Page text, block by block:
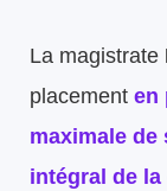
La magistrate
placement en
maximale de
intégral de la